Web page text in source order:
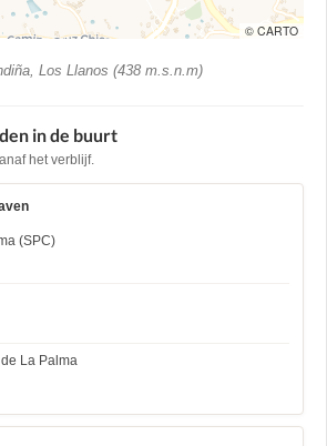
© CARTO
Los Llanos (438 m.s.n.m)
in de buurt
het verblijf.
(SPC)
La Palma